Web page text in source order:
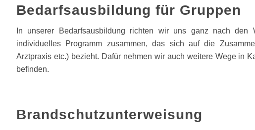
Bedarfsausbildung für Gruppen
In unserer Bedarfsausbildung richten wir uns ganz nach
individuelles Programm zusammen, das sich auf die
Arztpraxis etc.) bezieht. Dafür nehmen wir auch weitere Wege in
befinden.
Brandschutzunterweisung